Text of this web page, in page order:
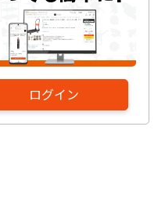
ログイン